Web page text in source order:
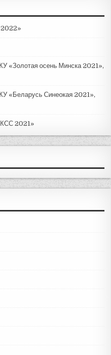
2022»
«Золотая осень Минска 2021»,
«Беларусь Синеокая 2021»,
2021»